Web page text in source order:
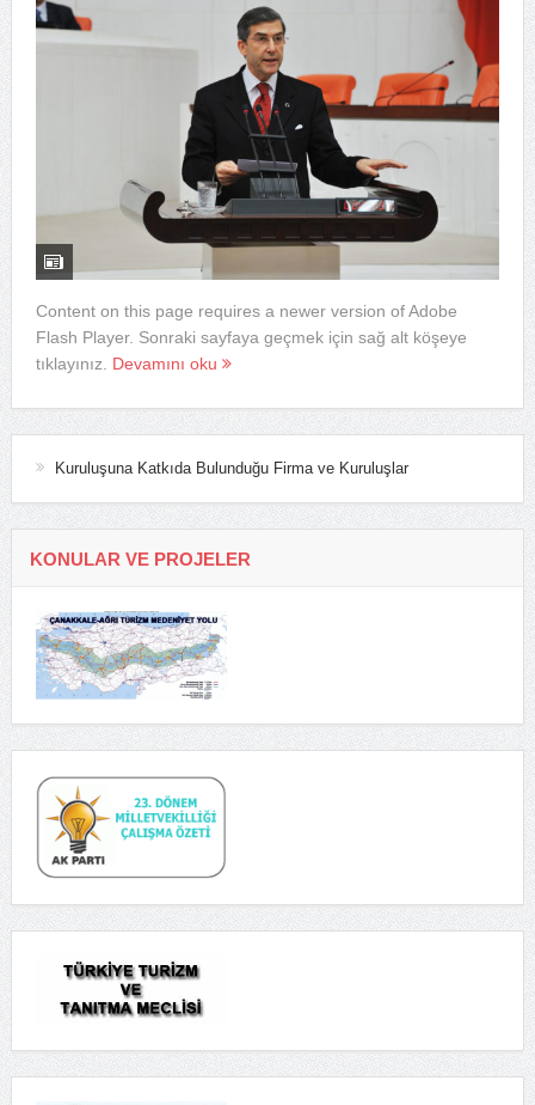
Content on this page requires a newer version of Adobe
Flash Player. Sonraki sayfaya geçmek için sağ alt köşeye
tıklayınız. Devamını oku
Kuruluşuna Katkıda Bulunduğu Firma ve Kuruluşlar
KONULAR VE PROJELER